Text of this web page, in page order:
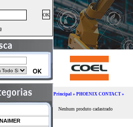
Principal» PHOENIX CONTACT»
Nenhum produto cadastrado